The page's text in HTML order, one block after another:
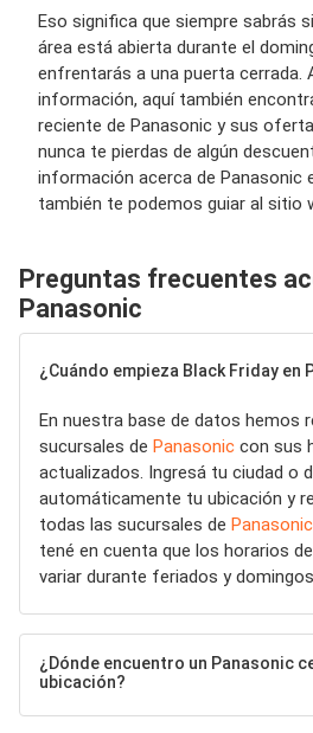
Eso significa que siempre sabrás
área está abierta durante el
enfrentarás a una puerta cerrada.
información, aquí también
reciente de Panasonic y sus
nunca te pierdas de algún
información acerca de Panasonic
también te podemos guiar al sitio
Preguntas frecuentes
Panasonic
¿Cuándo empieza Black Friday en
En nuestra base de datos hemos
sucursales de Panasonic con sus
actualizados. Ingresá tu ciudad o
automáticamente tu ubicación y
todas las sucursales de Panasonic
tené en cuenta que los horarios
variar durante feriados y
¿Dónde encuentro un Panasonic
ubicación?